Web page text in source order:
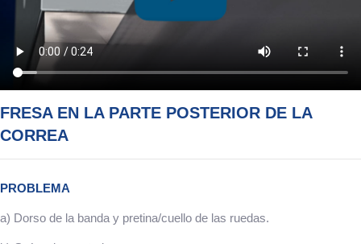
FRESA EN LA PARTE POSTERIOR DE LA
CORREA
PROBLEMA
a) Dorso de la banda y pretina/cuello de las ruedas.